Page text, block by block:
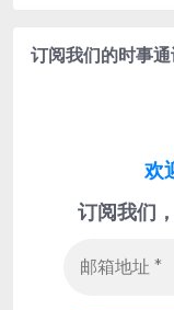
订阅我们的时事
欢
订阅我们